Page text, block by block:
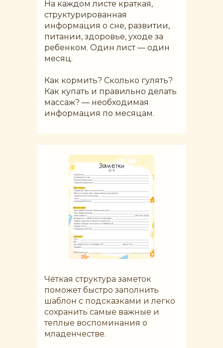
Чёткая структура заметок
поможет быстро заполнить
шаблон с подсказками и легко
сохранить самые важные и
теплые воспоминания о
младенчестве.
На каждом листе краткая,
структурированная
информация о сне, развитии,
питании, здоровье, уходе за
ребенком. Один лист — один
месяц.
Как кормить? Сколько гулять?
Как купать и правильно делать
массаж? — необходимая
информация по месяцам.